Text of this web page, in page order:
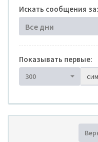
Искать сообщения за:
Все дни
Показывать первые:
300